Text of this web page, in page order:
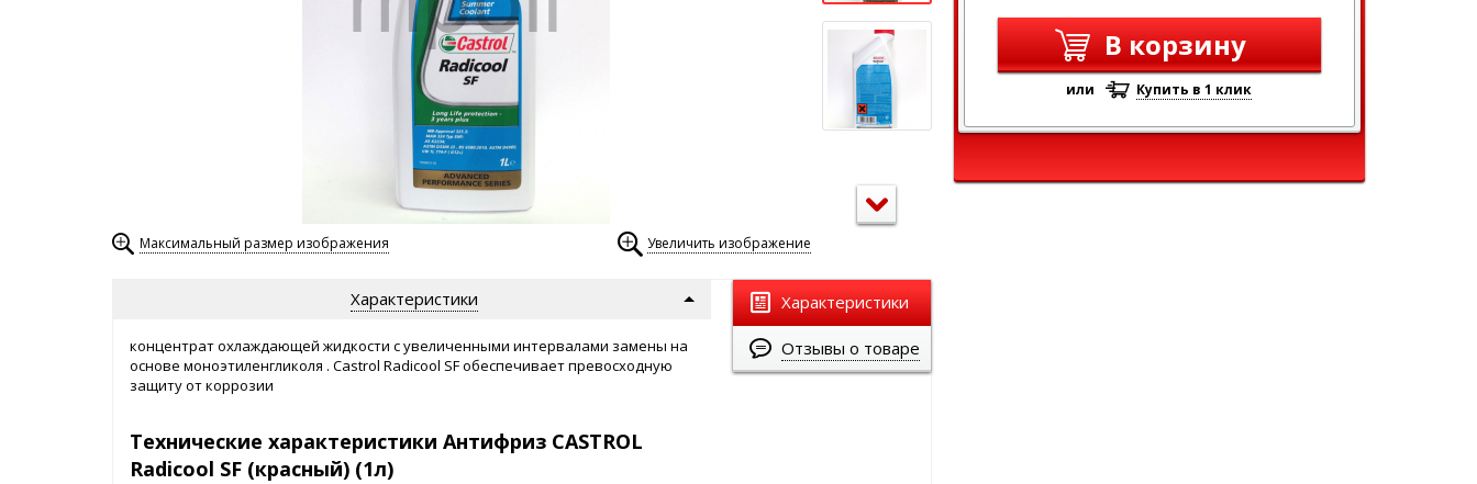
Увеличить изображение
Максимальный размер изображения
В корзину
или Купить в 1 клик
Характеристики
Отзывы о товаре
Характеристики
концентрат охлаждающей жидкости с увеличенными интервалами замены на
основе моноэтиленгликоля . Castrol Radicool SF обеспечивает превосходную
защиту от коррозии
Технические характеристики Антифриз CASTROL
Radicool SF (красный) (1л)